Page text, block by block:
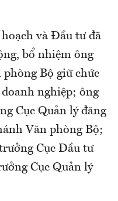
và Đầu tư đã
bổ nhiệm ông
Bộ giữ chức
nghiệp; ông
Cục Quản lý đăng
Văn phòng Bộ;
Cục Đầu tư
Cục Quản lý